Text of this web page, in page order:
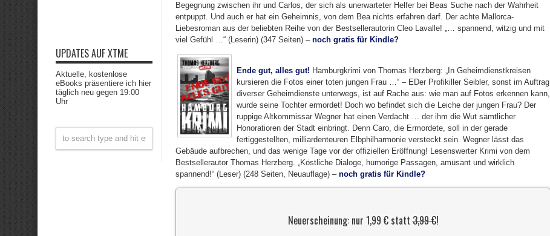
Begegnung zwischen ihr und Carlos, der sich als unerwarteter Helfer bei Beas Suche nach der Wahrheit
entpuppt. Und auch er hat ein Geheimnis, von dem Bea nichts erfahren darf. Der achte Mallorca-
Liebesroman aus der beliebten Reihe von der Bestsellerautorin Cleo Lavalle! „… spannend, witzig und mit
viel Gefühl …“ (Leserin) (347 Seiten) – noch gratis für Kindle?
Ende gut, alles gut! Hamburgkrimi von Thomas Herzberg: „In Geheimdienstkreisen
kursieren die Fotos einer toten jungen Frau …“ – EDer Profikiller Seibler, sonst im Auftrag
diverser Geheimdienste unterwegs, ist auf Rache aus: wie man auf Fotos erkennen kann,
wurde seine Tochter ermordet! Doch wo befindet sich die Leiche der jungen Frau? Der
ruppige Altkommissar Wegner hat einen Verdacht … der ihm die Wut sämtlicher
Honoratioren der Stadt einbringt. Denn Caro, die Ermordete, soll in der gerade
fertiggestellten, milliardenteuren Elbphilharmonie versteckt sein. Wegner lässt das
Gebäude aufbrechen, und das wenige Tage vor der offiziellen Eröffnung! Lesenswerter Krimi von dem
Bestsellerautor Thomas Herzberg. „Köstliche Dialoge, humorige Passagen, amüsant und wirklich
spannend!“ (Leser) (248 Seiten, Neuauflage) – noch gratis für Kindle?
Neuerscheinung: nur 1,99 € statt3,99 €!
UPDATES AUF XTME
Aktuelle, kostenlose
eBooks präsentiere ich hier
täglich neu gegen 19:00
Uhr